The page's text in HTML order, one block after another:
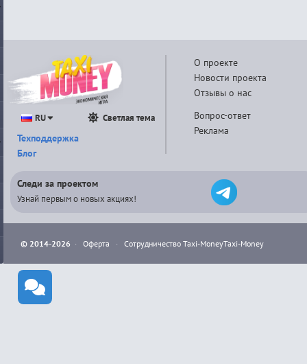
О проекте
Новости проекта
Отзывы о нас
Вопрос-ответ
Реклама
RU Светлая тема
Техподдержка
Блог
Следи за проектом
Узнай первым о новых акциях!
© 2014-2026 · Оферта · Сотрудничество Taxi-MoneyTaxi-Money